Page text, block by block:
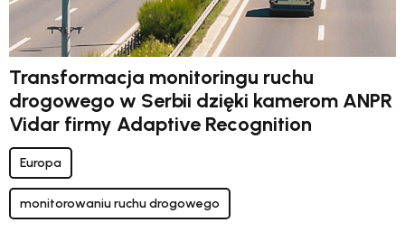
Transformacja monitoringu ruchu
drogowego w Serbii dzięki kamerom ANPR
Vidar firmy Adaptive Recognition
Europa
monitorowaniu ruchu drogowego